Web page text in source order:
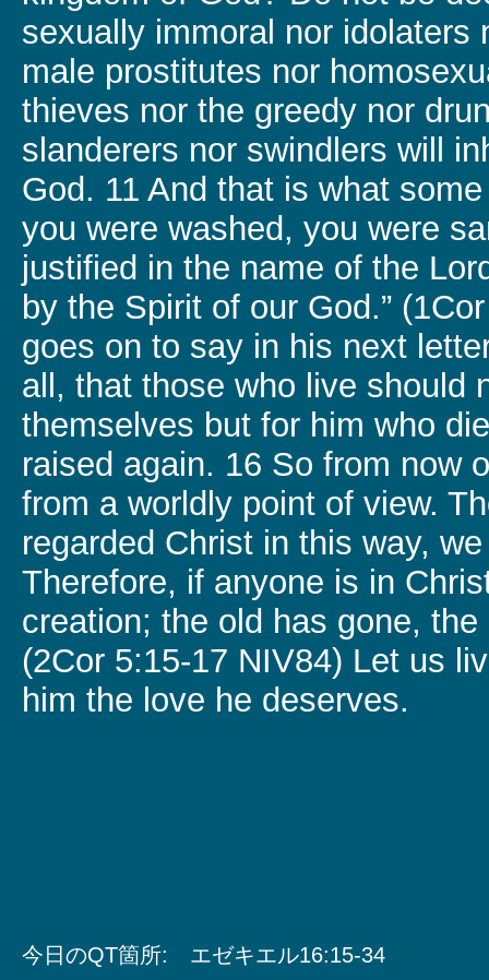
sexually immoral nor idolaters
male prostitutes nor
thieves nor the greedy nor
slanderers nor swindlers will
God. 11 And that is what
you were washed, you were
justified in the name of the
by the Spirit of our God.”
goes on to say in his next
all, that those who live should
themselves but for him who
raised again. 16 So from now
from a worldly point of view.
regarded Christ in this way,
Therefore, if anyone is in
creation; the old has gone, the
(2Cor 5:15-17 NIV84) Let us
him the love he deserves.
今日のQT箇所: エゼキエル16:15-34